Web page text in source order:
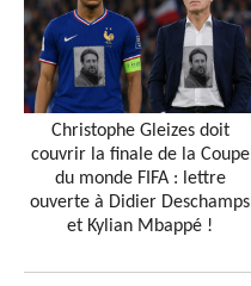
Christophe Gleizes doit
couvrir la finale de la Coupe
du monde FIFA : lettre
ouverte à Didier Deschamps
et Kylian Mbappé !